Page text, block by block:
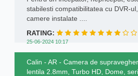
stabilesti compatibilitatea cu DVR-
camere instalate ....
RATING:
25-06-2024 10:17
Calin - AR - Camera de
lentila 2.8mm, Turbo HD, Dome,